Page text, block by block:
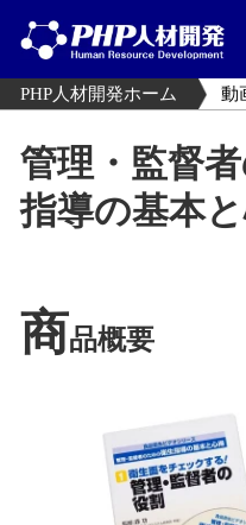
PHP人材開発ホーム 動
管理・監督
指導の基本
商品概要